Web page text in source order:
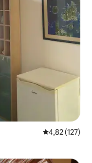
Vlerësimi
4,82 (127)